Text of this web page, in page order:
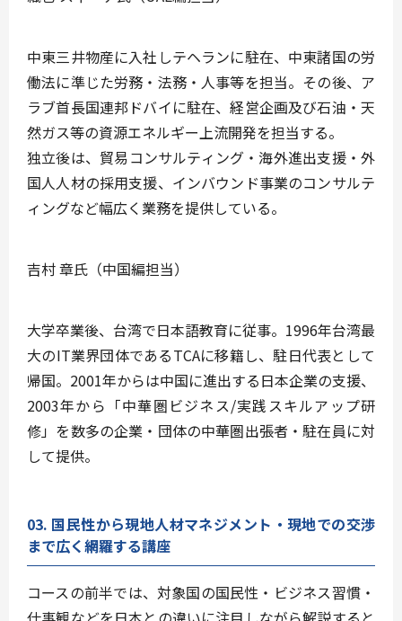
中東三井物産に入社しテヘランに駐在、中東諸国の労
働法に準じた労務・法務・人事等を担当。その後、ア
ラブ首長国連邦ドバイに駐在、経営企画及び石油・天
然ガス等の資源エネルギー上流開発を担当する。
独立後は、貿易コンサルティング・海外進出支援・外
国人人材の採用支援、インバウンド事業のコンサルテ
ィングなど幅広く業務を提供している。
吉村 章氏（中国編担当）
大学卒業後、台湾で日本語教育に従事。1996年台湾最
大のIT業界団体であるTCAに移籍し、駐日代表として
帰国。2001年からは中国に進出する日本企業の支援、
2003年から「中華圏ビジネス/実践スキルアップ研
修」を数多の企業・団体の中華圏出張者・駐在員に対
して提供。
03. 国民性から現地人材マネジメント・現地での交渉
まで広く網羅する講座
コースの前半では、 対象国の国民性・ビジネス習慣・